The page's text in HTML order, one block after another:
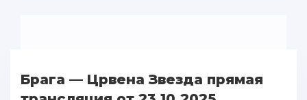
Брага — Црвена Звезда прямая